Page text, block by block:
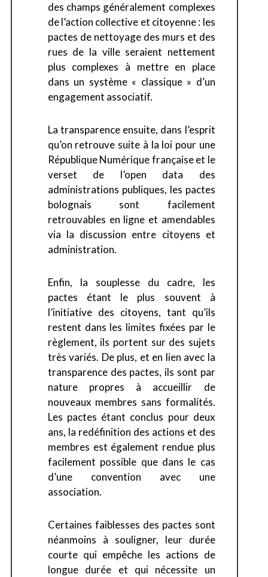
des champs généralement complexes
de l’action collective et citoyenne : les
pactes de nettoyage des murs et des
rues de la ville seraient nettement
plus complexes à mettre en place
dans un système « classique » d’un
engagement associatif.
La transparence ensuite, dans l’esprit
qu’on retrouve suite à la loi pour une
République Numérique française et le
verset de l’open data des
administrations publiques, les pactes
bolognais sont facilement
retrouvables en ligne et amendables
via la discussion entre citoyens et
administration.
Enfin, la souplesse du cadre, les
pactes étant le plus souvent à
l’initiative des citoyens, tant qu’ils
restent dans les limites fixées par le
règlement, ils portent sur des sujets
très variés. De plus, et en lien avec la
transparence des pactes, ils sont par
nature propres à accueillir de
nouveaux membres sans formalités.
Les pactes étant conclus pour deux
ans, la redéfinition des actions et des
membres est également rendue plus
facilement possible que dans le cas
d’une convention avec une
association.
Certaines faiblesses des pactes sont
néanmoins à souligner, leur durée
courte qui empêche les actions de
longue durée et qui nécessite un